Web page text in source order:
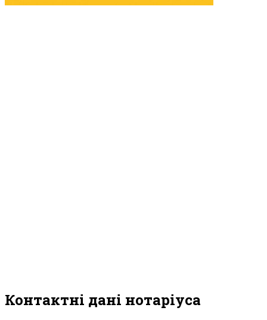
Контактні дані нотаріуса